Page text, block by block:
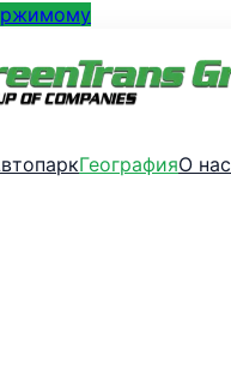
ГеографияО нас